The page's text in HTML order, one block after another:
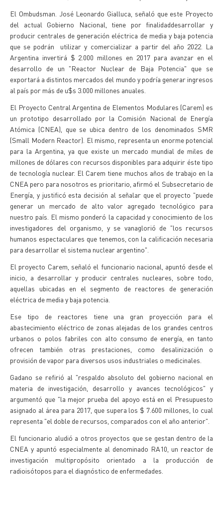
El Ombudsman. José Leonardo Gialluca, señaló que este Proyecto
del actual Gobierno Nacional, tiene por finalidaddesarrollar y
producir centrales de generación eléctrica de media y baja potencia
que se podrán utilizar y comercializar a partir del año 2022. La
Argentina invertirá $ 2.000 millones en 2017 para avanzar en el
desarrollo de un "Reactor Nuclear de Baja Potencia" que se
exportará a distintos mercados del mundo y podría generar ingresos
al país por más de u$s 3.000 millones anuales.
El Proyecto Central Argentina de Elementos Modulares (Carem) es
un prototipo desarrollado por la Comisión Nacional de Energía
Atómica (CNEA), que se ubica dentro de los denominados SMR
(Small Modern Reactor). El mismo, representa un enorme potencial
para la Argentina, ya que existe un mercado mundial de miles de
millones de dólares con recursos disponibles para adquirir éste tipo
de tecnología nuclear. El Carem tiene muchos años de trabajo en la
CNEA pero para nosotros es prioritario, afirmó el Subsecretario de
Energía, y justificó esta decisión al señalar que el proyecto "puede
generar un mercado de alto valor agregado tecnológico para
nuestro país. El mismo ponderó la capacidad y conocimiento de los
investigadores del organismo, y se vanaglorió de "los recursos
humanos espectaculares que tenemos, con la calificación necesaria
para desarrollar el sistema nuclear argentino".
El proyecto Carem, señaló el funcionario nacional, apuntó desde el
inicio, a desarrollar y producir centrales nucleares, sobre todo,
aquellas ubicadas en el segmento de reactores de generación
eléctrica de media y baja potencia.
Ese tipo de reactores tiene una gran proyección para el
abastecimiento eléctrico de zonas alejadas de los grandes centros
urbanos o polos fabriles con alto consumo de energía, en tanto
ofrecen también otras prestaciones, como desalinización o
provisión de vapor para diversos usos industriales o medicinales.
Gadano se refirió al "respaldo absoluto del gobierno nacional en
materia de investigación, desarrollo y avances tecnológicos" y
argumentó que "la mejor prueba del apoyo está en el Presupuesto
asignado al área para 2017, que supera los $ 7.600 millones, lo cual
representa "el doble de recursos, comparados con el año anterior".
El funcionario aludió a otros proyectos que se gestan dentro de la
CNEA y apuntó especialmente al denominado RA10, un reactor de
investigación multipropósito orientado a la producción de
radioisótopos para el diagnóstico de enfermedades.